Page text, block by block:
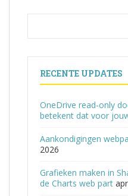
RECENTE UPDATES
OneDrive read-only
betekent dat voor
Aankondigingen
2026
Grafieken maken in
de Charts web part